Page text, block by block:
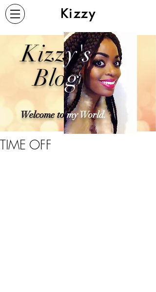
Kizzy
Kizzy's
Blog
Welcome tomy World.
TIME OFF